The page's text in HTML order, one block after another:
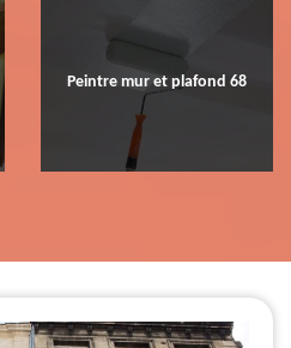
Peintre mur et plafond 68